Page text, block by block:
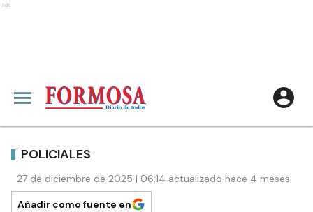
Ads
POLICIALES
27 de diciembre de 2025 | 06:14 actualizado hace 4 meses
Añadir como fuente en